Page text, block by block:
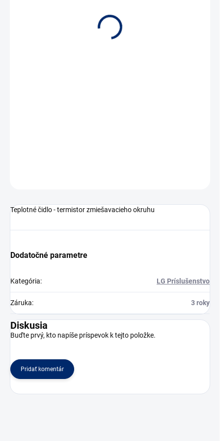
Teplotné čidlo - termistor zmiešavacieho okruhu
Dodatočné parametre
Kategória: LG Príslušenstvo
Záruka: 3 roky
Diskusia
Buďte prvý, kto napíše príspevok k tejto položke.
Pridať komentár